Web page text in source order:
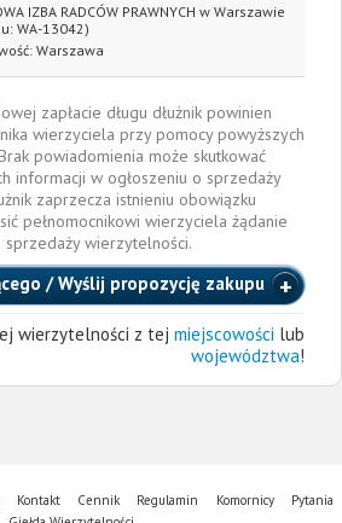
IZBA RADCÓW PRAWNYCH w Warszawie
WA-13042)
Warszawa
zapłacie długu dłużnik powinien
wierzyciela przy pomocy powyższych
powiadomienia może skutkować
informacji w ogłoszeniu o sprzedaży
zaprzecza istnieniu obowiązku
pełnomocnikowi wierzyciela żądanie
sprzedaży wierzytelności.
/ Wyślij propozycję zakupu
wierzytelności z tej miejscowości lub
województwa!
Kontakt Cennik Regulamin Komornicy
Pytania